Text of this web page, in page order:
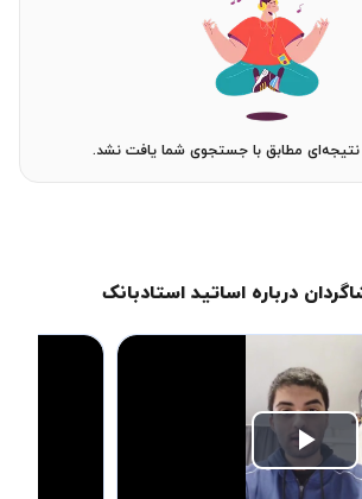
نتیجه‌ای مطابق با جستجوی شما یافت نشد.
درباره اساتید استادبانک
Play